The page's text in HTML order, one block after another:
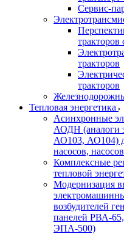
Сервис-
тракторов
тракторов
тракторов
Тепловая энергетика
Асинхронные
АОДН (аналоги
АО103, АО104)
насосов,
Комплексные
тепловой
Модернизация
возбудителей
панелей РВА-
ЭПА-500)